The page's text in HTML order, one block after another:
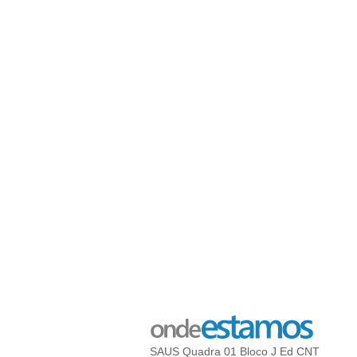
SAUS Quadra 01 Bloco J Ed CNT